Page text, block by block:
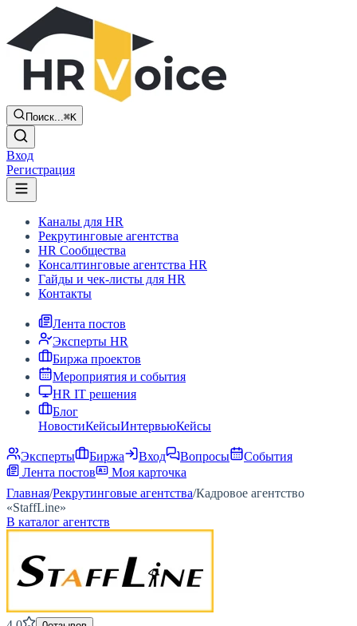
Поиск...⌘K
Вход
Регистрация
Каналы для HR
Рекрутинговые агентства
HR Сообщества
Консалтинговые агентства HR
Гайды и чек-листы для HR
Контакты
Лента постов
Эксперты HR
Биржа проектов
Мероприятия и события
HR IT решения
Блог
НовостиКейсыИнтервьюКейсы
Эксперты Биржа Вход Вопросы
События
Лента постов
Моя карточка
Главная/Рекрутинговые агентства/Кадровое агентство
«StaffLine»
В каталог агентств